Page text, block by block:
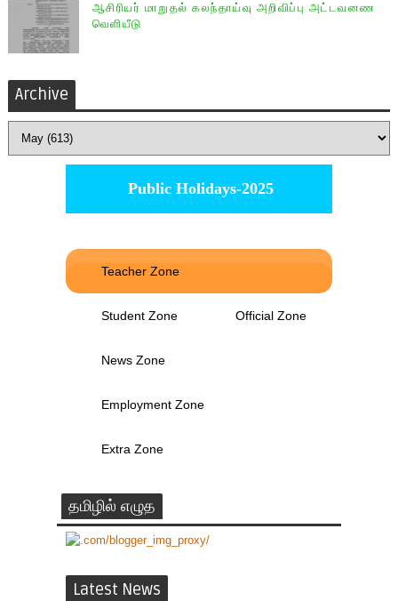
ஆசிரியர் மாறுதல் கலந்தாய்வு அறிவிப்பு அட்டவனண
வெளியீடு
Archive
Public Holidays-2025
Teacher Zone
Student Zone Official Zone
News Zone
Employment Zone
Extra Zone
தமிழில் எழுத
Latest News